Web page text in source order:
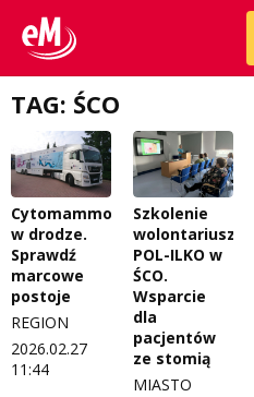
TAG: ŚCO
Cytomammobus
w drodze.
Sprawdź
marcowe
postoje
REGION
2026.02.27
11:44
Szkolenie
wolontariuszy
POL-ILKO w
ŚCO.
Wsparcie
dla
pacjentów
ze stomią
MIASTO